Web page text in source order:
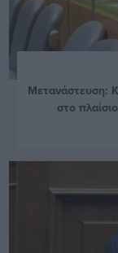
Μετανάστευση:
στο